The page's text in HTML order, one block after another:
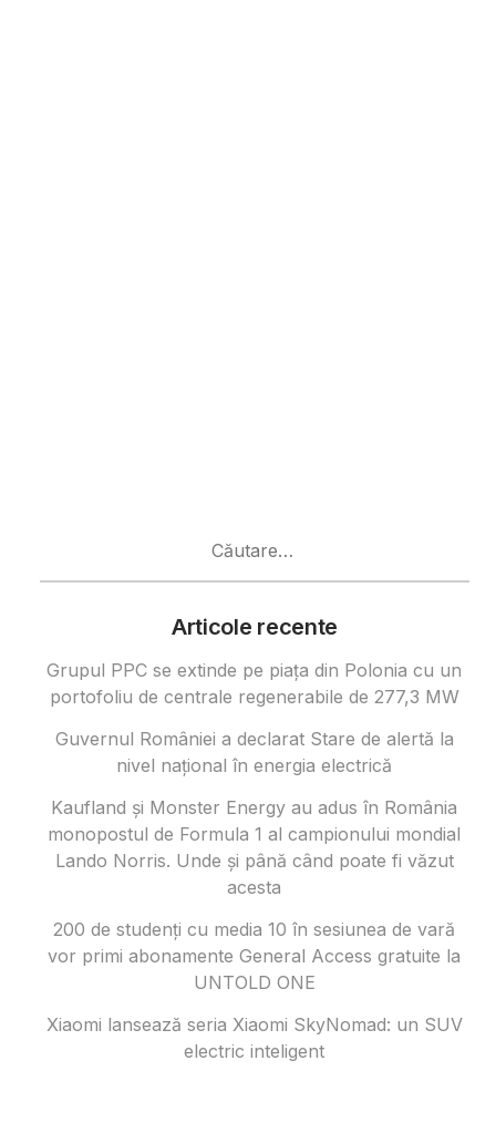
Articole recente
Grupul PPC se extinde pe piața din Polonia cu un
portofoliu de centrale regenerabile de 277,3 MW
Guvernul României a declarat Stare de alertă la
nivel național în energia electrică
Kaufland și Monster Energy au adus în România
monopostul de Formula 1 al campionului mondial
Lando Norris. Unde și până când poate fi văzut
acesta
200 de studenți cu media 10 în sesiunea de vară
vor primi abonamente General Access gratuite la
UNTOLD ONE
Xiaomi lansează seria Xiaomi SkyNomad: un SUV
electric inteligent